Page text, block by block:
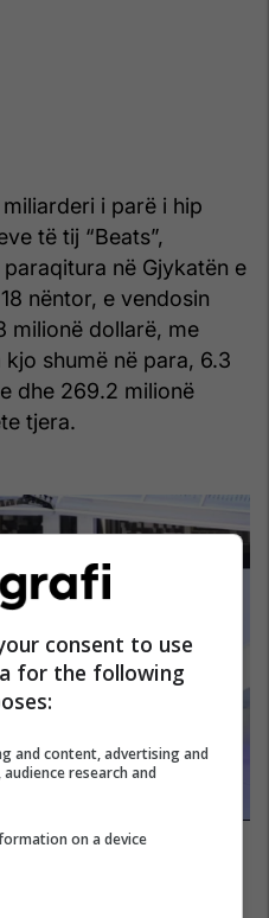
i parë i hip
të tij “Beats”,
në Gjykatën e
nëntor, e vendosin
milionë dollarë, me
shumë në para, 6.3
dhe 269.2 milionë
tjera.
më tepër - Apple
consent to use
for the following
and content, advertising and
research and
on a device